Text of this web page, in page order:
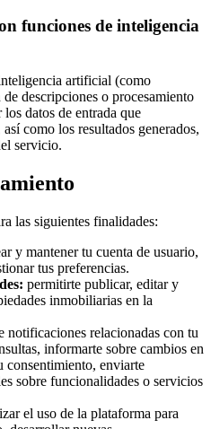
funciones de inteligencia
artificial (como
descripciones o procesamiento
datos de entrada que
como los resultados generados,
servicio.
las siguientes finalidades:
y mantener tu cuenta de usuario,
tus preferencias.
permitirte publicar, editar y
inmobiliarias en la
notificaciones relacionadas con tu
informarte sobre cambios en
consentimiento, enviarte
sobre funcionalidades o servicios
el uso de la plataforma para